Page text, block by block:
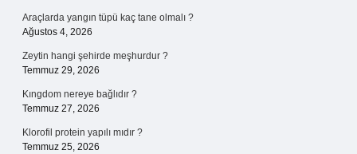
Araçlarda yangın tüpü kaç tane olmalı ?
Ağustos 4, 2026
Zeytin hangi şehirde meşhurdur ?
Temmuz 29, 2026
Kıngdom nereye bağlıdır ?
Temmuz 27, 2026
Klorofil protein yapılı mıdır ?
Temmuz 25, 2026